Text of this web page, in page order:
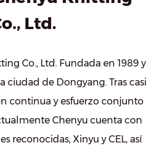
Ltd.
Co., Ltd. Fundada en 1989 y
ciudad de Dongyang. Tras casi
continua y esfuerzo conjunto
Chenyu cuenta con
reconocidas, Xinyu y CEL, así